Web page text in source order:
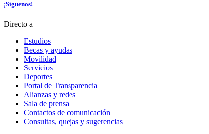
¡Síguenos!
Directo a
Estudios
Becas y ayudas
Movilidad
Servicios
Deportes
Portal de Transparencia
Alianzas y redes
Sala de prensa
Contactos de comunicación
Consultas, quejas y sugerencias